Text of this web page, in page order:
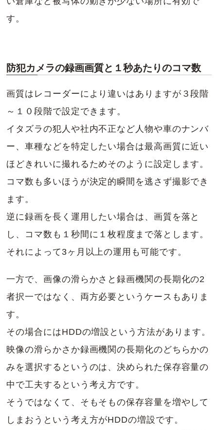
す。
防犯カメラの録画画質と１秒あたりのコマ数
画質はレコーダーにより違いはありますが３段階
～１０段階で設定できます。
イタズラの犯人や社内不正など人物や車のナンバ
ー、車種などを特定したい場合は最高画質に近い
ほどきれいに撮れるためそのように設定します。
コマ数も多いほうが決定的瞬間を逃さず撮影でき
ます。
逆に録画を長く運用したい場合は、画質を落と
し、コマ数も１秒間に１枚程度まで落とします。
それによって3ヶ月以上の運用も可能です。
一方で、画像の滑らかさと録画機関の長期化の2
者択一ではなく、両方必要というケースもありま
す。
その場合にはHDDの増設という方法があります。
映像の滑らかさか録画機関の長期化のどちらかの
みを選択するというのは、決められた保存容量の
中で工夫するという考え方です。
そうではなくて、そもそもの保存容量を増やして
しまおうという考え方がHDDの増設です。